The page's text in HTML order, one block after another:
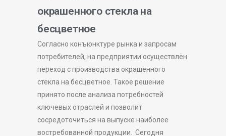
окрашенного стекла на
бесцветное
Согласно конъюнктуре рынка и запросам
потребителей, на предприятии осуществлён
переход с производства окрашенного
стекла на бесцветное. Такое решение
принято после анализа потребностей
ключевых отраслей и позволит
сосредоточиться на выпуске наиболее
востребованной продукции. Сегодня